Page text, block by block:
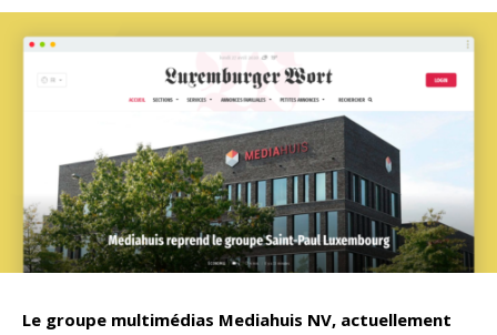
Le groupe multimédias Mediahuis NV, actuellement